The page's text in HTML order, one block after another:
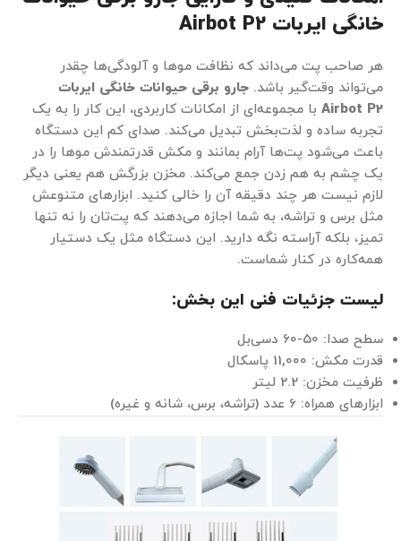
خانگی ایربات Airbot P2
هر صاحب پت می‌داند که نظافت موها و آلودگی‌ها چقدر
می‌تواند وقت‌گیر باشد. جارو برقی حیوانات خانگی ایربات
Airbot P2 با مجموعه‌ای از امکانات کاربردی، این کار را به یک
تجربه ساده و لذت‌بخش تبدیل می‌کند. صدای کم این دستگاه
باعث می‌شود پت‌ها آرام بمانند و مکش قدرتمندش موها را در
یک چشم به هم زدن جمع می‌کند. مخزن بزرگش هم یعنی دیگر
لازم نیست هر چند دقیقه آن را خالی کنید. ابزارهای متنوعش
مثل برس و تراشه، به شما اجازه می‌دهند که پت‌تان را نه تنها
تمیز، بلکه آراسته نگه دارید. این دستگاه مثل یک دستیار
همه‌کاره در کنار شماست.
لیست جزئیات فنی این بخش:
سطح صدا: 50-60 دسی‌بل
قدرت مکش: 11,000 پاسکال
ظرفیت مخزن: 2.2 لیتر
ابزارهای همراه: 6 عدد (تراشه، برس، شانه و غیره)